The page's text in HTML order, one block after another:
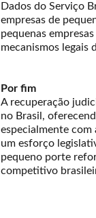
Dados do Serviço
empresas de
pequenas
mecanismos legais
Por fim
A recuperação
no Brasil,
especialmente com
um esforço
pequeno porte
competitivo